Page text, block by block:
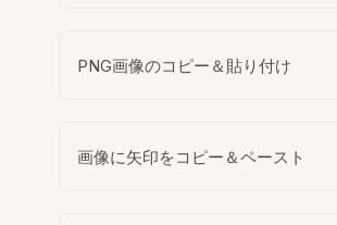
PNG画像のコピー＆貼り付け
画像に矢印をコピー＆ペースト